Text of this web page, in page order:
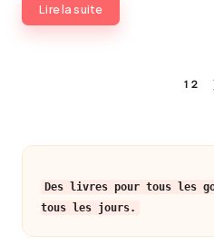
Lire la suite
publications
1 2
Des livres pour tous les
tous les jours.